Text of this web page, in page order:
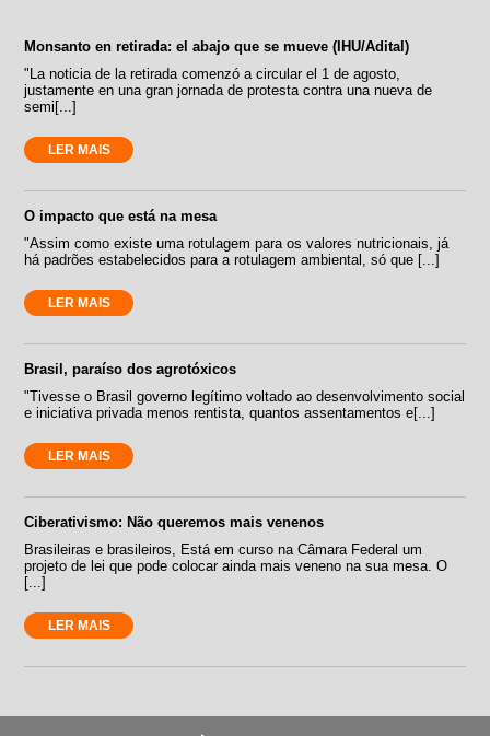
Monsanto en retirada: el abajo que se mueve (IHU/Adital)
"La noticia de la retirada comenzó a circular el 1 de agosto,
justamente en una gran jornada de protesta contra una nueva de
semi[...]
LER MAIS
O impacto que está na mesa
"Assim como existe uma rotulagem para os valores nutricionais, já
há padrões estabelecidos para a rotulagem ambiental, só que [...]
LER MAIS
Brasil, paraíso dos agrotóxicos
"Tivesse o Brasil governo legítimo voltado ao desenvolvimento social
e iniciativa privada menos rentista, quantos assentamentos e[...]
LER MAIS
Ciberativismo: Não queremos mais venenos
Brasileiras e brasileiros, Está em curso na Câmara Federal um
projeto de lei que pode colocar ainda mais veneno na sua mesa. O
[...]
LER MAIS